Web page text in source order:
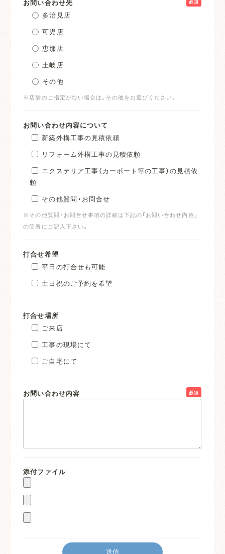
お問い合わせ先
多治見店
可児店
恵那店
土岐店
その他
※店舗のご指定がない場合は、その他をお選びください。
お問い合わせ内容について
新築外構工事の見積依頼
リフォーム外構工事の見積依頼
エクステリア工事（カーポート等の工事）の見積依
頼
その他質問・お問合せ
※その他質問・お問合せ事項の詳細は下記の「お問い合わせ内容」
の箇所にご記入下さい。
打合せ希望
平日の打合せも可能
土日祝のご予約を希望
打合せ場所
ご来店
工事の現場にて
ご自宅にて
お問い合わせ内容 必須
添付ファイル